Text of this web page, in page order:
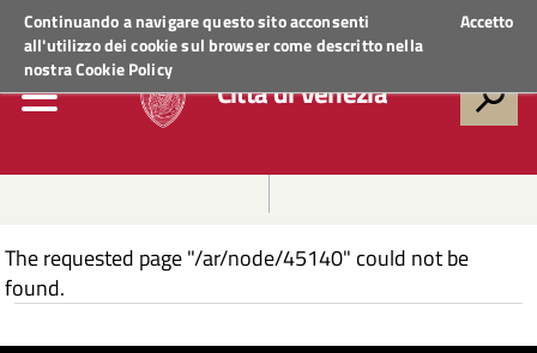
Continuando a navigare questo sito acconsenti
all'utilizzo dei cookie sul browser come descritto nella
nostraCookie Policy
Accetto
Regione VenetoACCEDI AI SERVIZI
Città di Venezia
The requested page "/ar/node/45140" could not be
found.